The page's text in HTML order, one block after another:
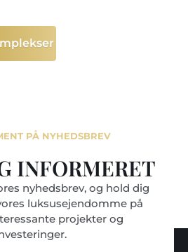
PÅ NYHEDSBREV
INFORMERET
nyhedsbrev, og hold dig
luksusejendomme på
projekter og